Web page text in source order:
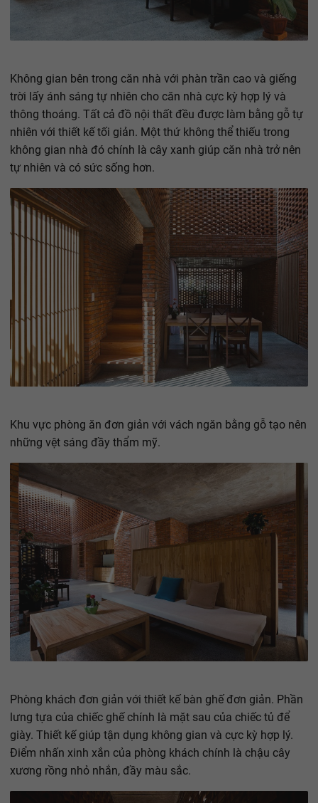
Không gian bên trong căn nhà với phàn trần cao và giếng
trời lấy ánh sáng tự nhiên cho căn nhà cực kỳ hợp lý và
thông thoáng. Tất cả đồ nội thất đều được làm bằng gỗ tự
nhiên với thiết kế tối giản. Một thứ không thể thiếu trong
không gian nhà đó chính là cây xanh giúp căn nhà trở nên
tự nhiên và có sức sống hơn.
Khu vực phòng ăn đơn giản với vách ngăn bằng gỗ tạo nên
những vệt sáng đầy thẩm mỹ.
Phòng khách đơn giản với thiết kế bàn ghế đơn giản. Phần
lưng tựa của chiếc ghế chính là mặt sau của chiếc tủ để
giày. Thiết kế giúp tận dụng không gian và cực kỳ hợp lý.
Điểm nhấn xinh xắn của phòng khách chính là chậu cây
xương rồng nhỏ nhắn, đầy màu sắc.